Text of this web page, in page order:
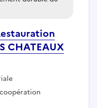
CHATEAUX